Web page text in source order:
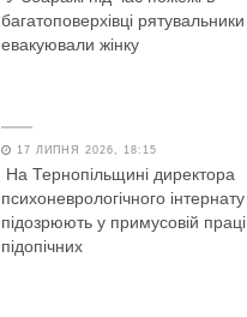
багатоповерхівці рятувальники
евакуювали жінку
17 ЛИПНЯ 2026, 18:15
На Тернопільщині директора
психоневрологічного інтернату
підозрюють у примусовій праці
підопічних